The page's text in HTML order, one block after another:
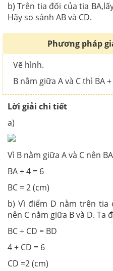
b) Trên tia đối của tia
Hãy so sánh AB và CD.
Phương pháp
Vẽ hình.
B nằm giữa A và C thì BA +
Lời giải chi tiết
a)
Vì B nằm giữa A và C nên
BA + 4 = 6
BC = 2 (cm)
b) Vì điểm D nằm trên tia
nên C nằm giữa B và D. Ta
BC + CD = BD
4 + CD = 6
CD =2 (cm)